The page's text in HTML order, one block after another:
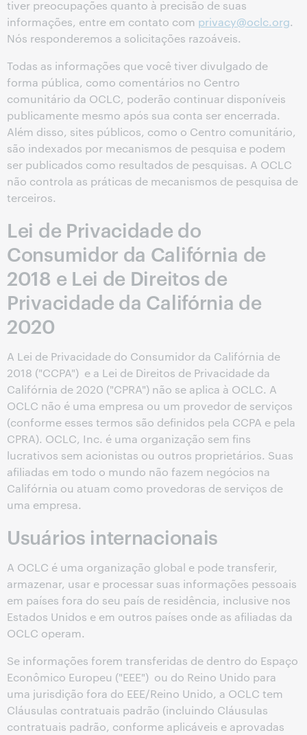
tiver preocupações quanto à precisão de suas
informações, entre em contato com privacy@oclc.org.
Nós responderemos a solicitações razoáveis.
Todas as informações que você tiver divulgado de
forma pública, como comentários no Centro
comunitário da OCLC, poderão continuar disponíveis
publicamente mesmo após sua conta ser encerrada.
Além disso, sites públicos, como o Centro comunitário,
são indexados por mecanismos de pesquisa e podem
ser publicados como resultados de pesquisas. A OCLC
não controla as práticas de mecanismos de pesquisa de
terceiros.
Lei de Privacidade do
Consumidor da Califórnia de
2018 e Lei de Direitos de
Privacidade da Califórnia de
2020
A Lei de Privacidade do Consumidor da Califórnia de
2018 ("CCPA") e a Lei de Direitos de Privacidade da
Califórnia de 2020 ("CPRA") não se aplica à OCLC. A
OCLC não é uma empresa ou um provedor de serviços
(conforme esses termos são definidos pela CCPA e pela
CPRA). OCLC, Inc. é uma organização sem fins
lucrativos sem acionistas ou outros proprietários. Suas
afiliadas em todo o mundo não fazem negócios na
Califórnia ou atuam como provedoras de serviços de
uma empresa.
Usuários internacionais
A OCLC é uma organização global e pode transferir,
armazenar, usar e processar suas informações pessoais
em países fora do seu país de residência, inclusive nos
Estados Unidos e em outros países onde as afiliadas da
OCLC operam.
Se informações forem transferidas de dentro do Espaço
Econômico Europeu ("EEE") ou do Reino Unido para
uma jurisdição fora do EEE/Reino Unido, a OCLC tem
Cláusulas contratuais padrão (incluindo Cláusulas
contratuais padrão, conforme aplicáveis e aprovadas